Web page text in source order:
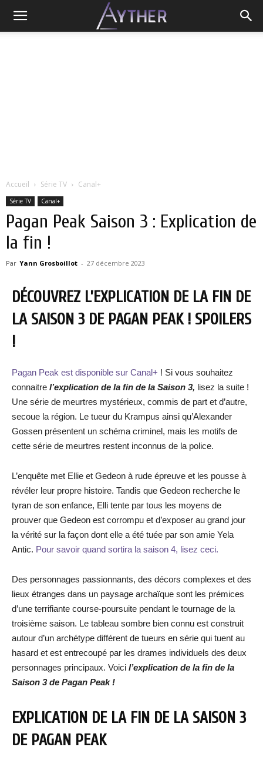
Accueil Série TV Canal+
Série TV Canal+
Pagan Peak Saison 3 : Explication de
la fin !
Par Yann Grosboillot - 27 décembre 2023
DÉCOUVREZ L’EXPLICATION DE LA FIN DE
LA SAISON 3 DE PAGAN PEAK ! SPOILERS
!
Pagan Peak est disponible sur Canal+ ! Si vous souhaitez
connaitre l’explication de la fin de la Saison 3, lisez la suite !
Une série de meurtres mystérieux, commis de part et d’autre,
secoue la région. Le tueur du Krampus ainsi qu’Alexander
Gossen présentent un schéma criminel, mais les motifs de
cette série de meurtres restent inconnus de la police.
L’enquête met Ellie et Gedeon à rude épreuve et les pousse à
révéler leur propre histoire. Tandis que Gedeon recherche le
tyran de son enfance, Elli tente par tous les moyens de
prouver que Gedeon est corrompu et d’exposer au grand jour
la vérité sur la façon dont elle a été tuée par son amie Yela
Antic. Pour savoir quand sortira la saison 4, lisez ceci.
Des personnages passionnants, des décors complexes et des
lieux étranges dans un paysage archaïque sont les prémices
d’une terrifiante course-poursuite pendant le tournage de la
troisième saison. Le tableau sombre bien connu est construit
autour d’un archétype différent de tueurs en série qui tuent au
hasard et est entrecoupé par les drames individuels des deux
personnages principaux. Voici l’explication de la fin de la
Saison 3 de Pagan Peak !
EXPLICATION DE LA FIN DE LA SAISON 3
DE PAGAN PEAK